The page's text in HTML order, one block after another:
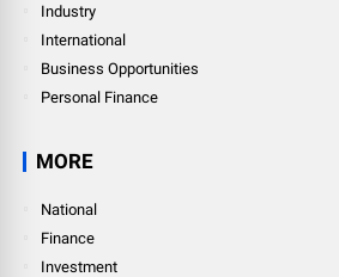
Industry
International
Business Opportunities
Personal Finance
MORE
National
Finance
Investment